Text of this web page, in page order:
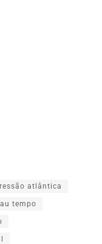
atlântica
tempo